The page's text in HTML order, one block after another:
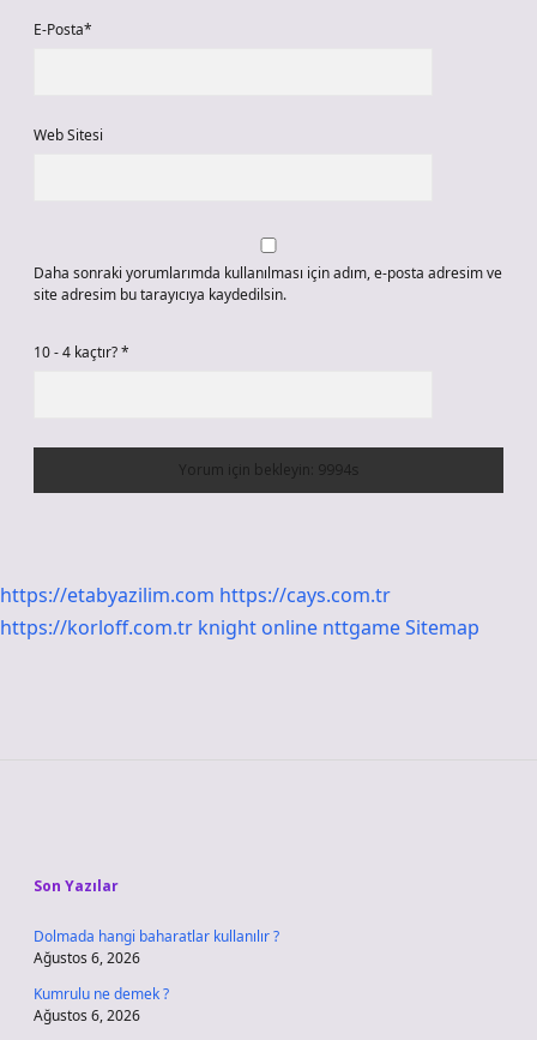
E-Posta*
Web Sitesi
Daha sonraki yorumlarımda kullanılması için adım, e-posta adresim ve
site adresim bu tarayıcıya kaydedilsin.
10 - 4 kaçtır?*
https://etabyazilim.com https://cays.com.tr
https://korloff.com.tr knight online nttgameSitemap
Son Yazılar
Dolmada hangi baharatlar kullanılır ?
Ağustos 6, 2026
Kumrulu ne demek ?
Ağustos 6, 2026